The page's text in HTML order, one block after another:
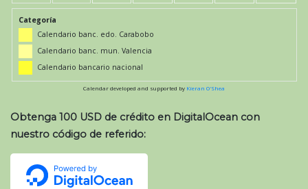
Categoría
Calendario banc. edo. Carabobo
Calendario banc. mun. Valencia
Calendario bancario nacional
Calendar developed and supported by Kieran O'Shea
Obtenga 100 USD de crédito en DigitalOcean con
nuestro código de referido: